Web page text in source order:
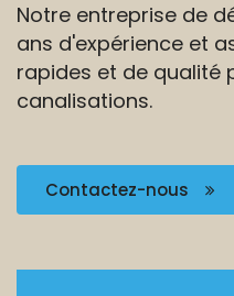
Notre entreprise de
ans d'expérience et
rapides et de qualité
canalisations.
Contactez-nous